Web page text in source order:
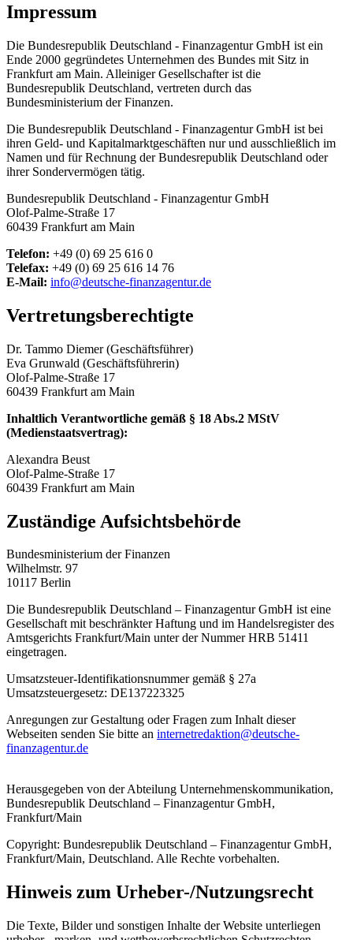
Impressum
Die Bundesrepublik Deutschland - Finanzagentur GmbH ist ein
Ende 2000 gegründetes Unternehmen des Bundes mit Sitz in
Frankfurt am Main. Alleiniger Gesellschafter ist die
Bundesrepublik Deutschland, vertreten durch das
Bundesministerium der Finanzen.
Die Bundesrepublik Deutschland - Finanzagentur GmbH ist bei
ihren Geld- und Kapitalmarktgeschäften nur und ausschließlich im
Namen und für Rechnung der Bundesrepublik Deutschland oder
ihrer Sondervermögen tätig.
Bundesrepublik Deutschland - Finanzagentur GmbH
Olof-Palme-Straße 17
60439 Frankfurt am Main
Telefon: +49 (0) 69 25 616 0
Telefax: +49 (0) 69 25 616 14 76
E-Mail: info@deutsche-finanzagentur.de
Vertretungsberechtigte
Dr. Tammo Diemer (Geschäftsführer)
Eva Grunwald (Geschäftsführerin)
Olof-Palme-Straße 17
60439 Frankfurt am Main
Inhaltlich Verantwortliche gemäß § 18 Abs.2 MStV
(Medienstaatsvertrag):
Alexandra Beust
Olof-Palme-Straße 17
60439 Frankfurt am Main
Zuständige Aufsichtsbehörde
Bundesministerium der Finanzen
Wilhelmstr. 97
10117 Berlin
Die Bundesrepublik Deutschland – Finanzagentur GmbH ist eine
Gesellschaft mit beschränkter Haftung und im Handelsregister des
Amtsgerichts Frankfurt/Main unter der Nummer HRB 51411
eingetragen.
Umsatzsteuer-Identifikationsnummer gemäß § 27a
Umsatzsteuergesetz: DE137223325
Anregungen zur Gestaltung oder Fragen zum Inhalt dieser
Webseiten senden Sie bitte an internetredaktion@deutsche-
finanzagentur.de
Herausgegeben von der Abteilung Unternehmenskommunikation,
Bundesrepublik Deutschland – Finanzagentur GmbH,
Frankfurt/Main
Copyright: Bundesrepublik Deutschland – Finanzagentur GmbH,
Frankfurt/Main, Deutschland. Alle Rechte vorbehalten.
Hinweis zum Urheber-/Nutzungsrecht
Die Texte, Bilder und sonstigen Inhalte der Website unterliegen